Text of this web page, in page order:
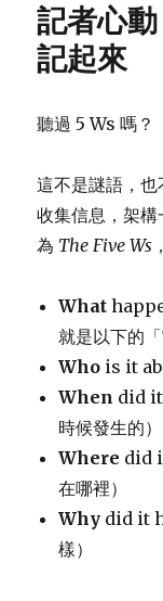
記者心
記起來
聽過 5 Ws 嗎？
這不是謎語，
收集信息，架
為 The Five Ws
What
就是以下的「
Who is it
When did it
時候發生的）
Where did
在哪裡）
Why did it
樣）